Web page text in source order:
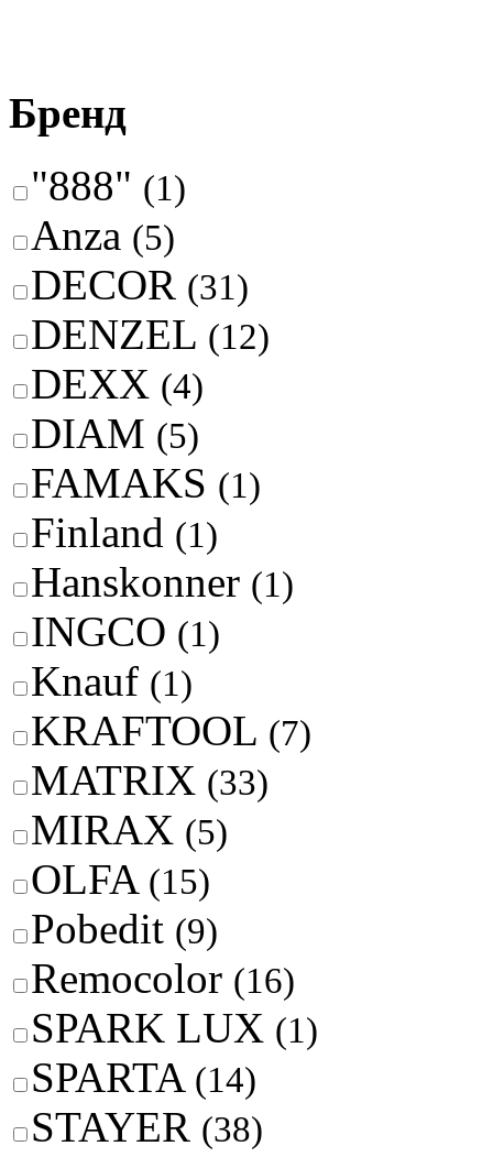
Бренд
"888" (1)
Anza (5)
DECOR (31)
DENZEL (12)
DEXX (4)
DIAM (5)
FAMAKS (1)
Finland (1)
Hanskonner (1)
INGCO (1)
Knauf (1)
KRAFTOOL (7)
MATRIX (33)
MIRAX (5)
OLFA (15)
Pobedit (9)
Remocolor (16)
SPARK LUX (1)
SPARTA (14)
STAYER (38)